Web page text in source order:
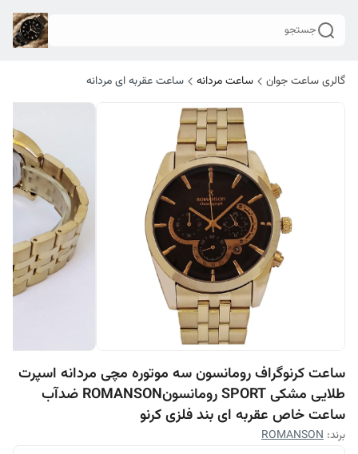
جستجو
گالری ساعت جوان ساعت مردانه ساعت عقربه ای مردانه
ساعت کرنوگراف رومانسون سه موتوره مچی مردانه اسپرت
طلایی مشکی SPORT رومانسونROMANSON ضدآب
ساعت خاص عقربه ای بند فلزی کرنو
برند: ROMANSON